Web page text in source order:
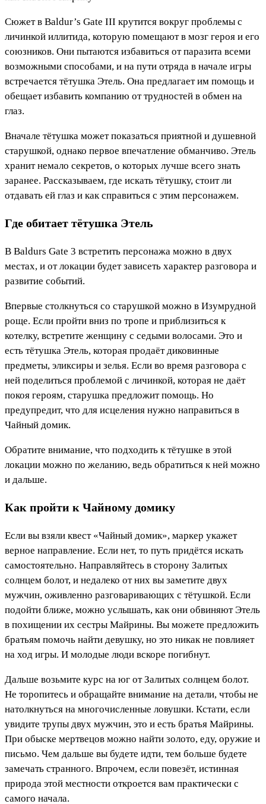
Сюжет в Baldur’s Gate III крутится вокруг проблемы с
личинкой иллитида, которую помещают в мозг героя и его
союзников. Они пытаются избавиться от паразита всеми
возможными способами, и на пути отряда в начале игры
встречается тётушка Этель. Она предлагает им помощь и
обещает избавить компанию от трудностей в обмен на
глаз.
Вначале тётушка может показаться приятной и душевной
старушкой, однако первое впечатление обманчиво. Этель
хранит немало секретов, о которых лучше всего знать
заранее. Рассказываем, где искать тётушку, стоит ли
отдавать ей глаз и как справиться с этим персонажем.
Где обитает тётушка Этель
В Baldurs Gate 3 встретить персонажа можно в двух
местах, и от локации будет зависеть характер разговора и
развитие событий.
Впервые столкнуться со старушкой можно в Изумрудной
роще. Если пройти вниз по тропе и приблизиться к
котелку, встретите женщину с седыми волосами. Это и
есть тётушка Этель, которая продаёт диковинные
предметы, эликсиры и зелья. Если во время разговора с
ней поделиться проблемой с личинкой, которая не даёт
покоя героям, старушка предложит помощь. Но
предупредит, что для исцеления нужно направиться в
Чайный домик.
Обратите внимание, что подходить к тётушке в этой
локации можно по желанию, ведь обратиться к ней можно
и дальше.
Как пройти к Чайному домику
Если вы взяли квест «Чайный домик», маркер укажет
верное направление. Если нет, то путь придётся искать
самостоятельно. Направляйтесь в сторону Залитых
солнцем болот, и недалеко от них вы заметите двух
мужчин, оживленно разговаривающих с тётушкой. Если
подойти ближе, можно услышать, как они обвиняют Этель
в похищении их сестры Майрины. Вы можете предложить
братьям помочь найти девушку, но это никак не повлияет
на ход игры. И молодые люди вскоре погибнут.
Дальше возьмите курс на юг от Залитых солнцем болот.
Не торопитесь и обращайте внимание на детали, чтобы не
натолкнуться на многочисленные ловушки. Кстати, если
увидите трупы двух мужчин, это и есть братья Майрины.
При обыске мертвецов можно найти золото, еду, оружие и
письмо. Чем дальше вы будете идти, тем больше будете
замечать странного. Впрочем, если повезёт, истинная
природа этой местности откроется вам практически с
самого начала.